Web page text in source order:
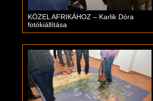
KÖZEL AFRIKÁHOZ – Karlik Dóra
fotókiállítása